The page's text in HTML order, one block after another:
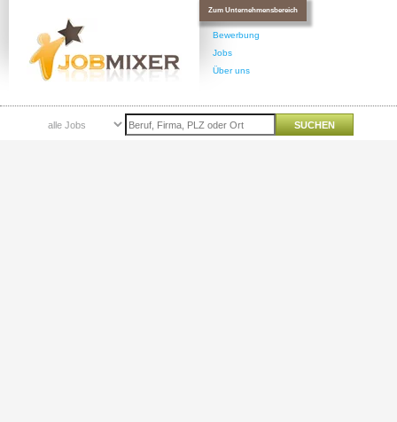
Zum Unternehmensbereich
Bewerbung
Jobs
Über uns